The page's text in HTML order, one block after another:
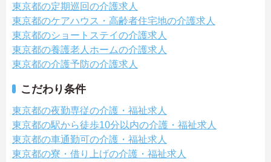
東京都の定期巡回の介護求人
東京都のケアハウス・高齢者住宅地の介護求人
東京都のショートステイの介護求人
東京都の養護老人ホームの介護求人
東京都の介護予防の介護求人
こだわり条件
東京都の夜勤専従の介護・福祉求人
東京都の駅から徒歩10分以内の介護・福祉求人
東京都の車通勤可の介護・福祉求人
東京都の寮・借り上げの介護・福祉求人